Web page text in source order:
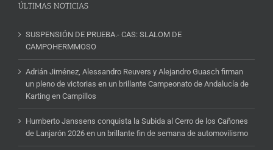
ÚLTIMAS NOTICIAS
SUSPENSIÓN DE PRUEBA.- CAS: SLALOM DE
CAMPOHERMMOSO
Adrián Jiménez, Alessandro Reuvers y Alejandro Guasch firman
un pleno de victorias en un brillante Campeonato de Andalucía de
Karting en Campillos
Humberto Janssens conquista la Subida al Cerro de los Cañones
de Lanjarón 2026 en un brillante fin de semana de automovilismo